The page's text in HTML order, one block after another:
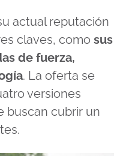
actual reputación
claves, como sus
de fuerza,
. La oferta se
versiones
buscan cubrir un